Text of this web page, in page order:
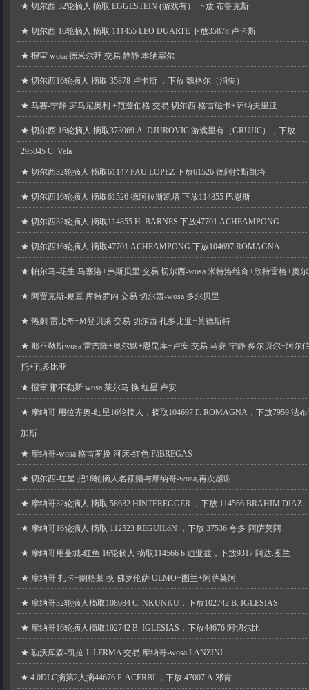
★ 切尔西 32轮摘人 摘取 EGGESTEIN (游戏有） 下放 布鲁克斯
★ 切尔西 16轮摘人 摘取 111455 LEO DUARTE 下放35878 卢卡斯
★ 报审 wosa 德米尔拜 交易 静静 本纳塞尔
★ 切尔西16轮摘人 摘取 35878 卢卡斯 ，下放 魏格尔（消失）
★ 马赛-宁静 罗马尼奥利 +范登伯格 交易 切尔西 格雷磁卡+萨纳夫里亚
★ 切尔西 16轮摘人 摘取373069 A. DJUROVIC 游戏里有（GRUJIC），下放
295845 C. Vela
★ 切尔西32轮摘人 摘取61147 PAU LOPEZ 下放61526 德阿拉斯凯塔
★ 切尔西16轮摘人 摘取61526 德阿拉斯凯塔 下放114855 巴恩斯
★ 切尔西32轮摘人 摘取114855 H. BARNES 下放47701 ACHEAMPONG
★ 切尔西16轮摘人 摘取47701 ACHEAMPONG 下放104697 ROMAGNA
★ 帕尔马-花生 马塞洛+弗斯贝里 交易 切尔西-wosa 米特洛维奇+欣特雷格+奥
★ 阿贾克斯-糖豆 库特罗内 交易 切尔西-wosa 多尔贝里
★ 热刺 雷比奇+M登贝莱 交易 切尔西 孔多比亚+莫德斯特
★ 那不勒斯wosa 雷吉隆+奥尔默+恩昆库+卢安 交易 马赛-宁静 多尔贝尔+阿尔
托+孔多比亚
★ 报审 那不勒斯 wosa 莱尔马 换 红星 卢安
★ 摩纳哥 用拉齐奥-红星16轮摘人，摘取104697 F. ROMAGNA，下放7959 法
加斯
★ 摩纳哥-wosa 格雷罗换 河床-红色 FàBREGAS
★ 切尔西-红星 把16轮摘人名额赠与摩纳哥-wosa,再次感谢
★ 摩纳哥32轮摘人 摘取 58632 HINTEREGGER ，下放 114566 BRAHIM DIAZ
★ 摩纳哥16轮摘人 摘取 112523 REGUILóN ，下放 37536 夸多·阿萨莫阿
★ 摩纳哥用曼城-红鱼 16轮摘人 摘取114566 b.迪亚兹，下放9317 阿达.图兰
★ 摩纳哥 扎卡+朗格莱 换 佛罗伦萨 OLMO+图兰+阿萨莫阿
★ 摩纳哥32轮摘人摘取108984 C. NKUNKU，下放102742 B. IGLESIAS
★ 摩纳哥16轮摘人摘取102742 B. IGLESIAS，下放44676 阿切尔比
★ 勒沃库森-凯拉 J. LERMA 交易 摩纳哥-wosa LANZINI
★ 4.0DLC摘第2人摘44676 F. ACERBI ，下放 47007 A.邓肯